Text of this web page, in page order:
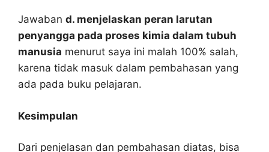
Jawaban d. menjelaskan peran larutan
penyangga pada proses kimia dalam tubuh
manusia menurut saya ini malah 100% salah,
karena tidak masuk dalam pembahasan yang
ada pada buku pelajaran.
Kesimpulan
Dari penjelasan dan pembahasan diatas, bisa